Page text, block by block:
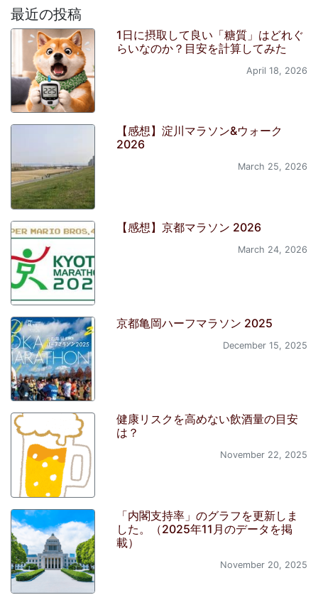
最近の投稿
1日に摂取して良い「糖質」はどれぐ
らいなのか？目安を計算してみた
April 18, 2026
【感想】淀川マラソン&ウォーク
2026
March 25, 2026
【感想】京都マラソン 2026
March 24, 2026
京都亀岡ハーフマラソン 2025
December 15, 2025
健康リスクを高めない飲酒量の目安
は？
November 22, 2025
「内閣支持率」のグラフを更新しま
した。（2025年11月のデータを掲
載）
November 20, 2025